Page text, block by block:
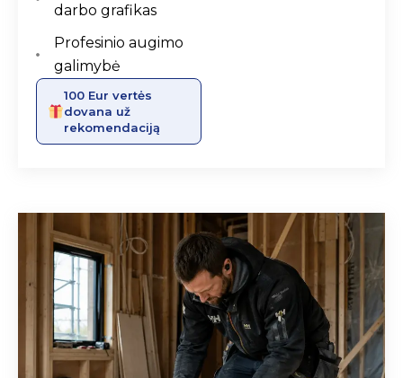
darbo grafikas
Profesinio augimo
galimybė
100 Eur vertės
dovana už
rekomendaciją